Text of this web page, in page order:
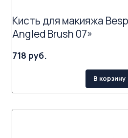
Кисть для макияжа
Angled Brush 07»
718 руб.
В корзину